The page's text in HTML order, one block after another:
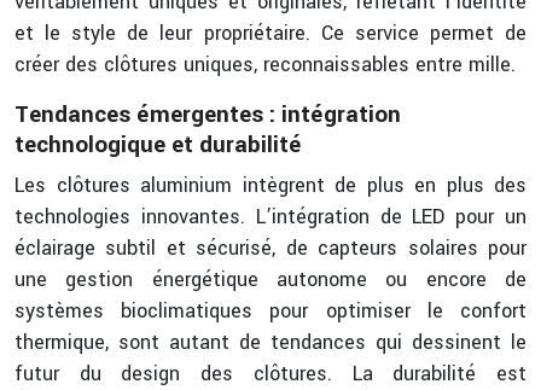
et le style de leur propriétaire. Ce service permet de
créer des clôtures uniques, reconnaissables entre mille.
Tendances émergentes : intégration
technologique et durabilité
Les clôtures aluminium intègrent de plus en plus des
technologies innovantes. L’intégration de LED pour un
éclairage subtil et sécurisé, de capteurs solaires pour
une gestion énergétique autonome ou encore de
systèmes bioclimatiques pour optimiser le confort
thermique, sont autant de tendances qui dessinent le
futur du design des clôtures. La durabilité est